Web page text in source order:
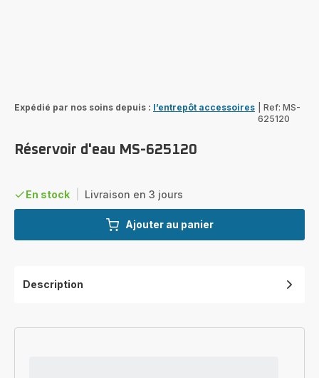
Expédié par nos soins depuis : l’entrepôt accessoires
Ref: MS-
625120
Réservoir d'eau MS-625120
En stock Livraison en 3 jours
Ajouter au panier
Description